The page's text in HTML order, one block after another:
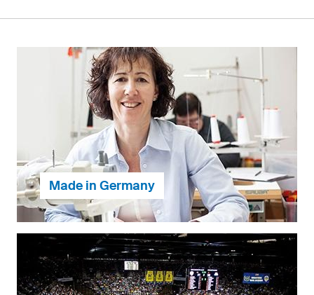
Made in Germany
Fabriquées dans nos propres ateliers en Allemagne,